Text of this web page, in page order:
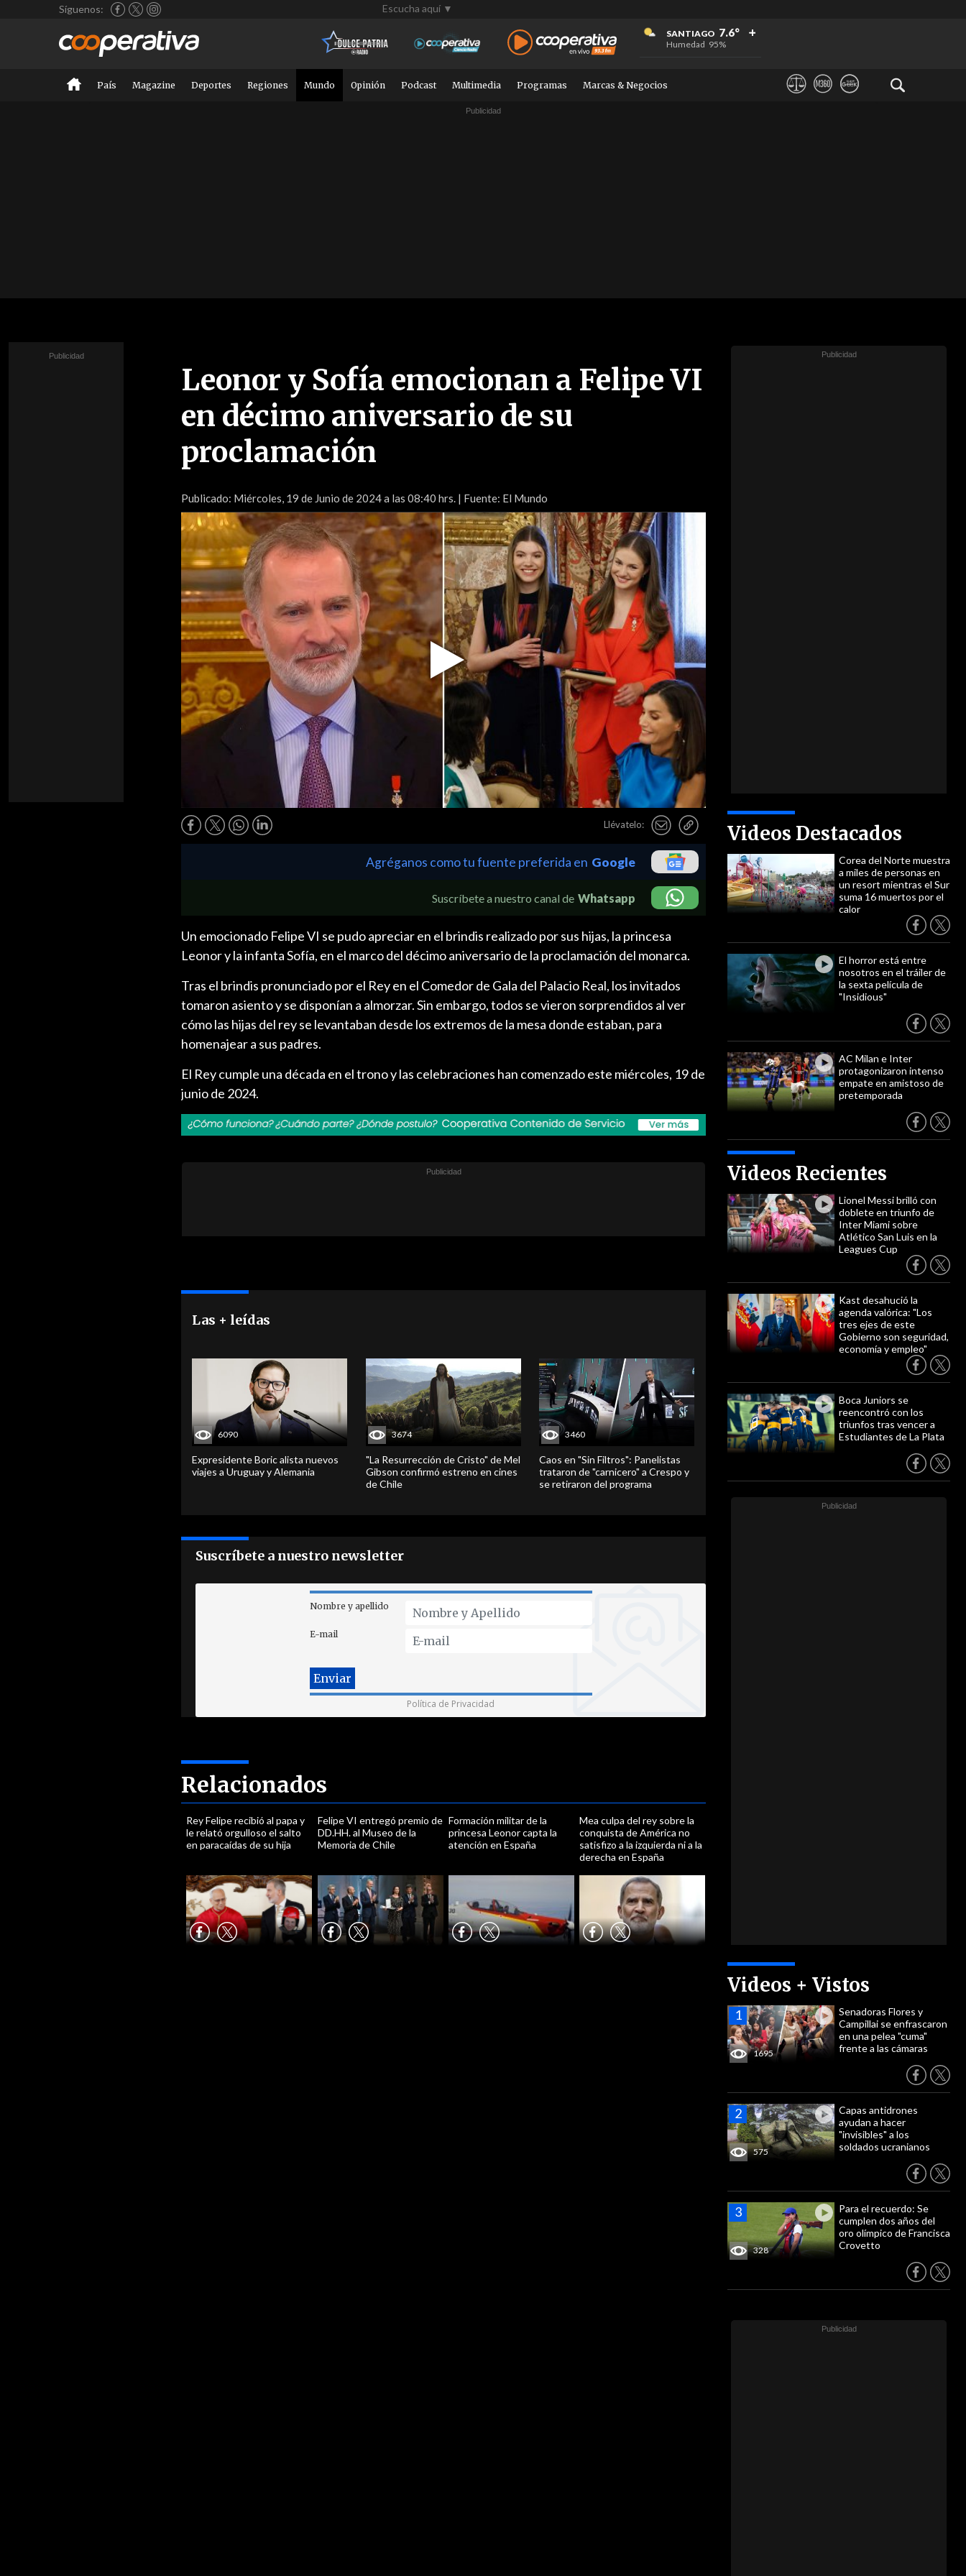
Síguenos: Escucha aquí ▼
SANTIAGO 7.6°
Humedad 95%
+
+
+
País Magazine Deportes Regiones Mundo Opinión Podcast Multimedia Programas Marcas & Negocios
Leonor y Sofía emocionan a Felipe VI
en décimo aniversario de su
proclamación
Publicado: Miércoles, 19 de Junio de 2024 a las 08:40 hrs. | Fuente: El Mundo
Play
Video
Llévatelo: Videos Destacados
Corea del Norte muestra
a miles de personas en
un resort mientras el Sur
suma 16 muertos por el
calor
El horror está entre
nosotros en el tráiler de
la sexta película de
"Insidious"
AC Milan e Inter
protagonizaron intenso
empate en amistoso de
pretemporada
Videos Recientes
Lionel Messi brilló con
doblete en triunfo de
Inter Miami sobre
Atlético San Luis en la
Leagues Cup
Kast desahució la
agenda valórica: "Los
tres ejes de este
Gobierno son seguridad,
economía y empleo"
Boca Juniors se
reencontró con los
triunfos tras vencer a
Estudiantes de La Plata
Videos + Vistos
1695
Senadoras Flores y
Campillai se enfrascaron
en una pelea "cuma"
frente a las cámaras
575
Capas antidrones
ayudan a hacer
"invisibles" a los
soldados ucranianos
328
Para el recuerdo: Se
cumplen dos años del
oro olímpico de Francisca
Crovetto
Agréganos como tu fuente preferida en Google
Suscríbete a nuestro canal de Whatsapp
Un emocionado Felipe VI se pudo apreciar en el brindis realizado por sus hijas, la princesa
Leonor y la infanta Sofía, en el marco del décimo aniversario de la proclamación del monarca.
Tras el brindis pronunciado por el Rey en el Comedor de Gala del Palacio Real, los invitados
tomaron asiento y se disponían a almorzar. Sin embargo, todos se vieron sorprendidos al ver
cómo las hijas del rey se levantaban desde los extremos de la mesa donde estaban, para
homenajear a sus padres.
El Rey cumple una década en el trono y las celebraciones han comenzado este miércoles, 19 de
junio de 2024.
Las + leídas
6090
Expresidente Boric alista nuevos
viajes a Uruguay y Alemania
3674
"La Resurrección de Cristo" de Mel
Gibson confirmó estreno en cines
de Chile
3460
Caos en "Sin Filtros": Panelistas
trataron de "carnicero" a Crespo y
se retiraron del programa
Suscríbete a nuestro newsletter
Nombre y apellido
E-mail
Política de Privacidad
Relacionados
Rey Felipe recibió al papa y
le relató orgulloso el salto
en paracaídas de su hija
Felipe VI entregó premio de
DD.HH. al Museo de la
Memoria de Chile
Formación militar de la
princesa Leonor capta la
atención en España
Mea culpa del rey sobre la
conquista de América no
satisfizo a la izquierda ni a la
derecha en España